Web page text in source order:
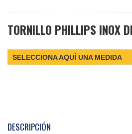
TORNILLO PHILLIPS INOX
SELECCIONA AQUÍ UNA MEDIDA
DESCRIPCIÓN